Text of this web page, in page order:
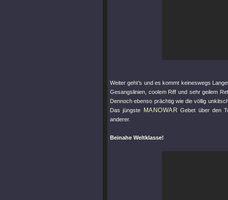
Weiter geht’s und es kommt keineswegs
Gesangslinien, coolem Riff und sehr geilem
Dennoch ebenso prächtig wie die völlig
Das jüngste
MANOWAR Gebet über den
anderer.
Beinahe Weltklasse!